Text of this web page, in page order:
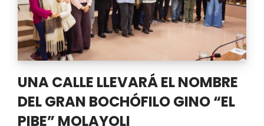
UNA CALLE LLEVARÁ EL NOMBRE
DEL GRAN BOCHÓFILO GINO “EL
PIBE” MOLAYOLI